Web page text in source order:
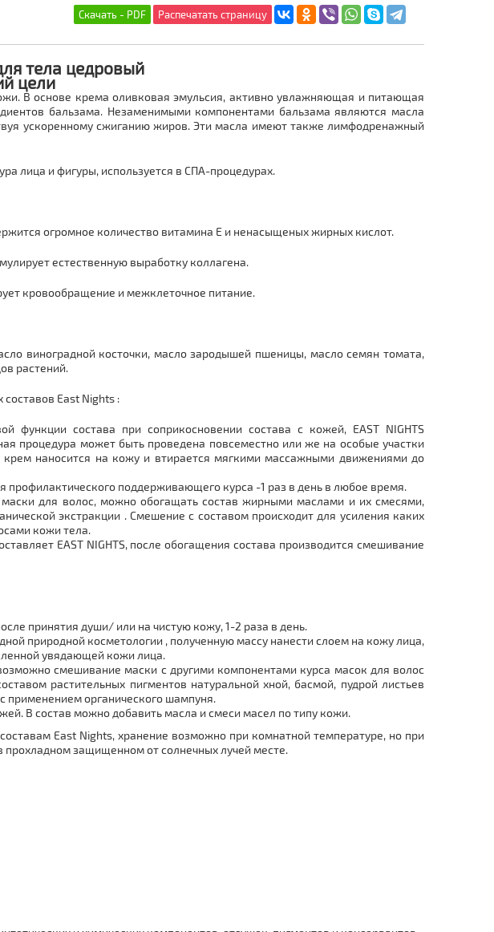
тела цедровый
цели
В основе крема оливковая эмульсия, активно увлажняющая и питающая
бальзама. Незаменимыми компонентами бальзама являются масла
ускоренному сжиганию жиров. Эти масла имеют также лимфодренажный
лица и фигуры, используется в СПА-процедурах.
огромное количество витамина Е и ненасыщеных жирных кислот.
естественную выработку коллагена.
кровообращение и межклеточное питание.
виноградной косточки, масло зародышей пшеницы, масло семян томата,
растений.
East Nights :
функции состава при соприкосновении состава с кожей, EAST NIGHTS
процедура может быть проведена повсеместно или же на особые участки
наносится на кожу и втирается мягкими массажными движениями до
профилактического поддерживающего курса -1 раз в день в любое время.
для волос, можно обогащать состав жирными маслами и их смесями,
экстракции . Смешение с составом происходит для усиления каких
кожи тела.
EAST NIGHTS, после обогащения состава производится смешивание
принятия души/ или на чистую кожу, 1-2 раза в день.
природной косметологии , полученную массу нанести слоем на кожу лица,
увядающей кожи лица.
смешивание маски с другими компонентами курса масок для волос
растительных пигментов натуральной хной, басмой, пудрой листьев
применением органического шампуня.
В состав можно добавить масла и смеси масел по типу кожи.
East Nights, хранение возможно при комнатной температуре, но при
прохладном защищенном от солнечных лучей месте.